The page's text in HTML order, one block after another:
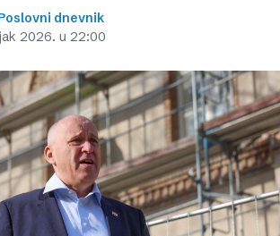
dnevnik
2026. u 22:00